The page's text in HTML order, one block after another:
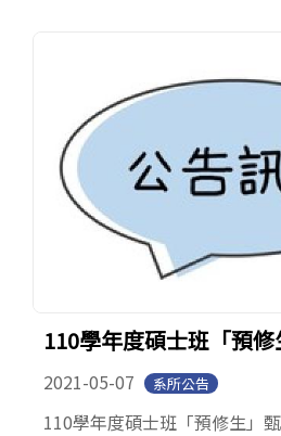
110學年度碩士班「預
2021-05-07 系所公告
110學年度碩士班「預修生」